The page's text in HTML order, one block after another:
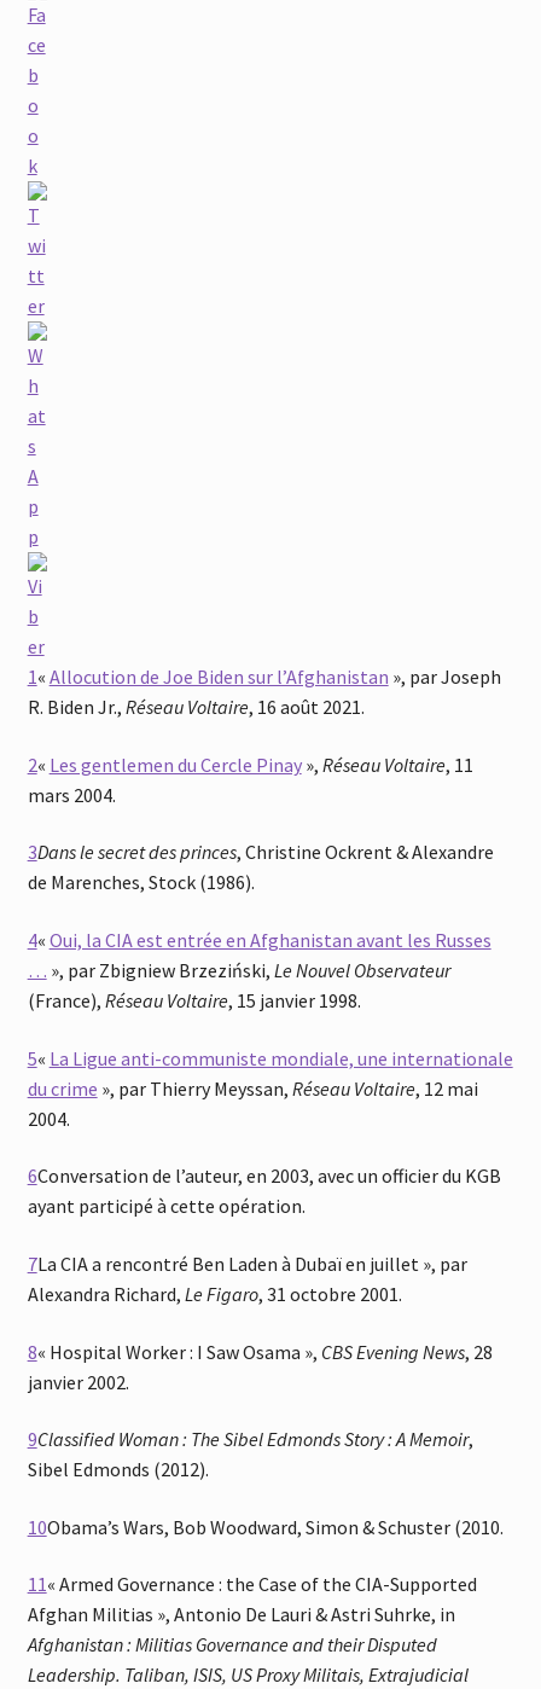
1« Allocution de Joe Biden sur l’Afghanistan », par Joseph
R. Biden Jr., Réseau Voltaire, 16 août 2021.
2« Les gentlemen du Cercle Pinay», Réseau Voltaire, 11
mars 2004.
3Dans le secret des princes, Christine Ockrent & Alexandre
de Marenches, Stock (1986).
4« Oui, la CIA est entrée en Afghanistan avant les Russes
… », par Zbigniew Brzeziński, Le Nouvel Observateur
(France), Réseau Voltaire, 15 janvier 1998.
5« La Ligue anti-communiste mondiale, une internationale
du crime », par Thierry Meyssan, Réseau Voltaire, 12 mai
2004.
6Conversation de l’auteur, en 2003, avec un officier du KGB
ayant participé à cette opération.
7La CIA a rencontré Ben Laden à Dubaï en juillet », par
Alexandra Richard, Le Figaro, 31 octobre 2001.
8« Hospital Worker : I Saw Osama », CBS Evening News, 28
janvier 2002.
9Classified Woman : The Sibel Edmonds Story : A Memoir,
Sibel Edmonds (2012).
10Obama’s Wars, Bob Woodward, Simon & Schuster (2010.
11« Armed Governance : the Case of the CIA-Supported
Afghan Militias », Antonio De Lauri & Astri Suhrke, in
Afghanistan : Militias Governance and their Disputed
Leadership. Taliban, ISIS, US Proxy Militais, Extrajudicial